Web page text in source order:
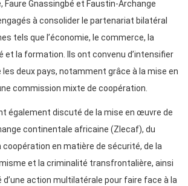
Faure Gnassingbé et Faustin-Archange
à consolider le partenariat bilatéral
tels que l’économie, le commerce, la
et la formation. Ils ont convenu d’intensifier
les deux pays, notamment grâce à la mise en
commission mixte de coopération.
également discuté de la mise en œuvre de
continentale africaine (Zlecaf), du
en matière de sécurité, de la
et la criminalité transfrontalière, ainsi
d’une action multilatérale pour faire face à la